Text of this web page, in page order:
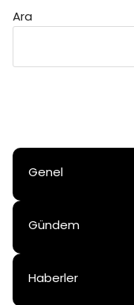
Ara
Genel
Gündem
Haberler